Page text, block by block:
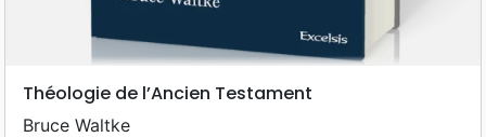
Théologie de l’Ancien Testament
Bruce Waltke